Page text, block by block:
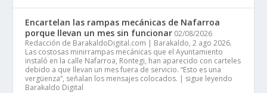
Encartelan las rampas mecánicas de Nafarroa
porque llevan un mes sin funcionar 02/08/2026
Redacción de BarakaldoDigital.com | Barakaldo, 2 ago 2026.
Las costosas minirrampas mecánicas que el Ayuntamiento
instaló en la calle Nafarroa, Rontegi, han aparecido con carteles
debido a que llevan un mes fuera de servicio. “Esto es una
vergüenza”, señalan los mensajes colocados. | sigue leyendo
Barakaldo Digital